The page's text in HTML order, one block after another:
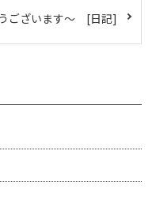
ございます～ [日記]